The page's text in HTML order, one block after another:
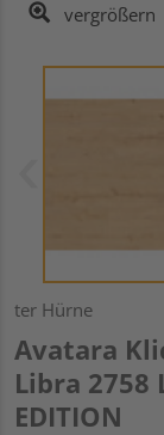
vergrößern
ter Hürne
Avatara
Libra 2758
EDITION